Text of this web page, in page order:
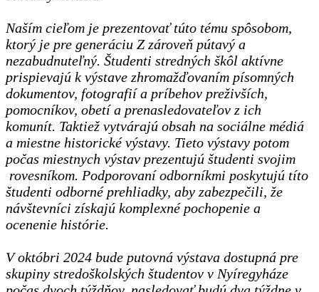
Naším cieľom je prezentovať túto tému spôsobom,
ktorý je pre generáciu Z zároveň pútavý a
nezabudnuteľný. Študenti stredných škôl aktívne
prispievajú k výstave zhromažďovaním písomných
dokumentov, fotografií a príbehov preživších,
pomocníkov, obetí a prenasledovateľov z ich
komunít. Taktiež vytvárajú obsah na sociálne médiá
a miestne historické výstavy. Tieto výstavy potom
počas miestnych výstav prezentujú študenti svojim
rovesníkom. Podporovaní odborníkmi poskytujú títo
študenti odborné prehliadky, aby zabezpečili, že
návštevníci získajú komplexné pochopenie a
ocenenie histórie.
V októbri 2024 bude putovná výstava dostupná pre
skupiny stredoškolských študentov v Nyíregyháze